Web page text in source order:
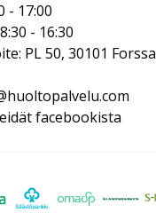
- 17:00
- 16:30
PL 50, 30101 Forssa
facebookista